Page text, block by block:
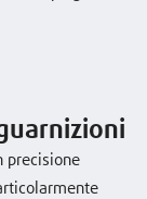
precisione